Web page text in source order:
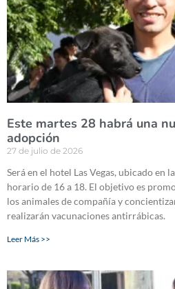
Este martes 28 habrá una
adopción
27 de julio de 2026
Será en el hotel Las Vegas, ubicado en
horario de 16 a 18. El objetivo es
los animales de compañía y
realizarán vacunaciones antirrábicas.
Leer Más >>